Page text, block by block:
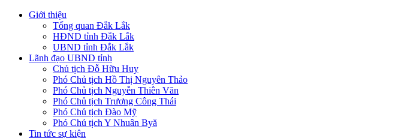
Giới thiệu
Tổng quan Đắk Lắk
HĐND tỉnh Đắk Lắk
UBND tỉnh Đắk Lắk
Lãnh đạo UBND tỉnh
Chủ tịch Đỗ Hữu Huy
Phó Chủ tịch Hồ Thị Nguyên Thảo
Phó Chủ tịch Nguyễn Thiên Văn
Phó Chủ tịch Trương Công Thái
Phó Chủ tịch Đào Mỹ
Phó Chủ tịch Y Nhuân Byă
Tin tức sự kiện